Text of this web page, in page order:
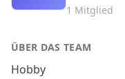
1 Mitglied
ÜBER DAS TEAM
Hobby